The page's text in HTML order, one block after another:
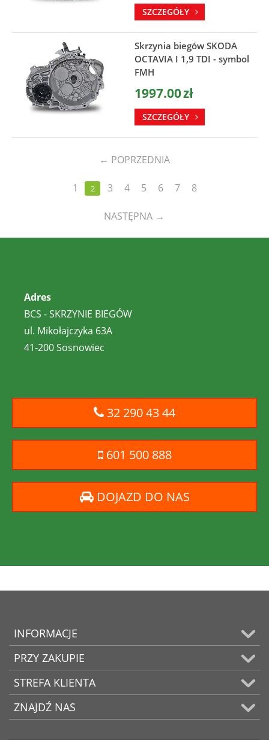
SZCZEGÓŁY
Skrzynia biegów SKODA
OCTAVIA I 1,9 TDI - symbol
FMH
1997.00zł
SZCZEGÓŁY
← POPRZEDNIA
1 2 3 4 5 6 7 8
NASTĘPNA →
Adres
BCS - SKRZYNIE BIEGÓW
ul. Mikołajczyka 63A
41-200 Sosnowiec
32 290 43 44
601 500 888
DOJAZD DO NAS
INFORMACJE
PRZY ZAKUPIE
STREFA KLIENTA
ZNAJDŹ NAS